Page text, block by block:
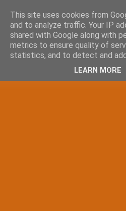
This site uses cookies from
and to analyze traffic. Your IP
shared with Google along with
metrics to ensure quality of
statistics, and to detect and
LEARN MORE